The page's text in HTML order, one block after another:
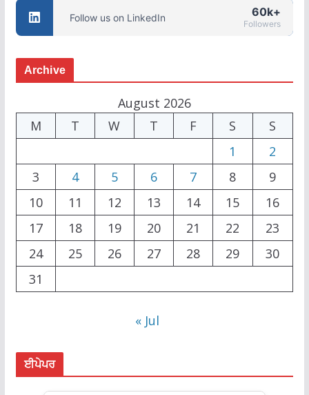
Follow us on LinkedIn 60k+
Followers
Archive
August 2026
M
T W T F S
S
1
2
3
4 5 6 7 8
9
10
11 12 13 14 15
16
17
18 19 20 21 22
23
24
25 26 27 28 29
30
31
« Jul
ਈਪੇਪਰ